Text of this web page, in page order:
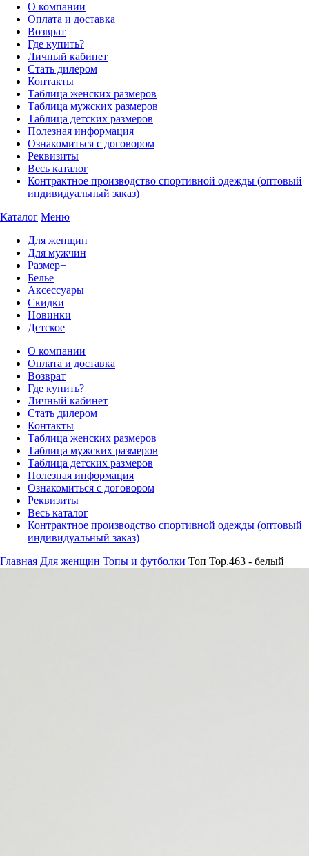
О компании
Оплата и доставка
Возврат
Где купить?
Личный кабинет
Стать дилером
Контакты
Таблица женских размеров
Таблица мужских размеров
Таблица детских размеров
Полезная информация
Ознакомиться с договором
Реквизиты
Весь каталог
Контрактное производство спортивной одежды (оптовый
индивидуальный заказ)
Каталог Меню
Для женщин
Для мужчин
Размер+
Белье
Аксессуары
Скидки
Новинки
Детское
О компании
Оплата и доставка
Возврат
Где купить?
Личный кабинет
Стать дилером
Контакты
Таблица женских размеров
Таблица мужских размеров
Таблица детских размеров
Полезная информация
Ознакомиться с договором
Реквизиты
Весь каталог
Контрактное производство спортивной одежды (оптовый
индивидуальный заказ)
Главная Для женщин Топы и футболки Топ Top.463 - белый